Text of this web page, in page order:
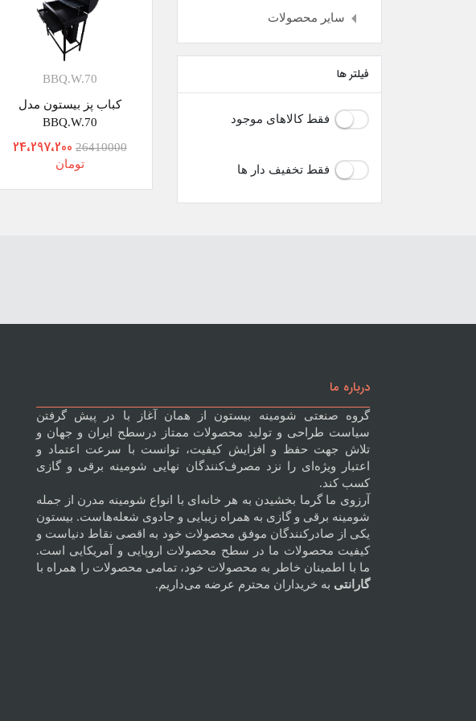
سایر محصولات
فیلتر ها
فقط کالاهای موجود
فقط تخفیف دار ها
BBQ.W.70
کباب پز بیستون مدل
BBQ.W.70
26410000 24،297،200
تومان
درباره ما
گروه صنعتی شومینه بیستون از همان آغاز با در پیش گرفتن
سیاست طراحی و تولید محصولات ممتاز درسطح ایران و جهان و
تلاش جهت حفظ و افزایش کیفیت، توانست با سرعت اعتماد و
اعتبار ویژه‌ای را نزد مصرف‌کنندگان نهایی شومینه برقی و گازی
کسب کند.
آرزوی ما گرما بخشیدن به هر خانه‌ای با انواع شومینه مدرن از جمله
شومینه برقی و گازی به همراه زیبایی و جادوی شعله‌هاست. بیستون
یکی از صادرکنندگان موفق محصولات خود به اقصی نقاط دنیاست و
کیفیت محصولات ما در سطح محصولات اروپایی و آمریکایی است.
ما با اطمینان خاطر به محصولات خود، تمامی محصولات را همراه با
گارانتی به خریداران محترم عرضه می‌داریم.